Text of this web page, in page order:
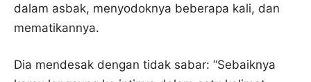
dalam asbak, menyodoknya beberapa kali, dan
mematikannya.
Dia mendesak dengan tidak sabar: “Sebaiknya